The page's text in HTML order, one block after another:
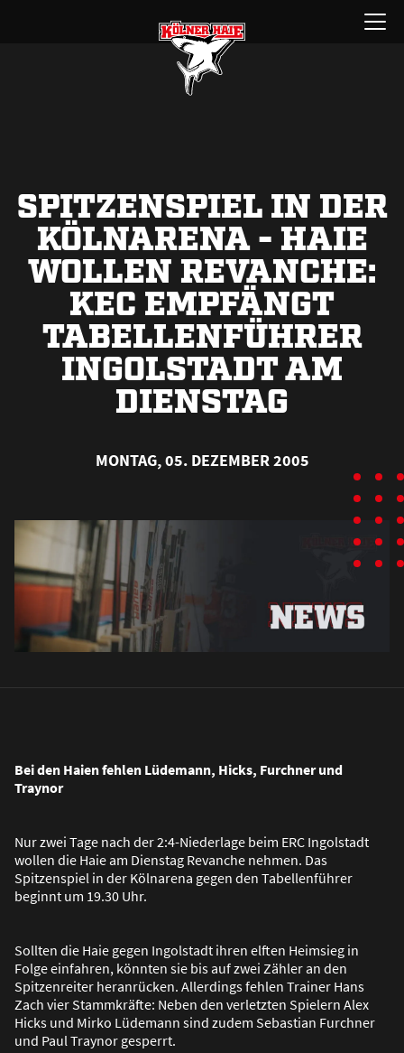
Menü
öffnen
SPITZENSPIEL IN DER
KÖLNARENA - HAIE
WOLLEN REVANCHE:
KEC EMPFÄNGT
TABELLENFÜHRER
INGOLSTADT AM
DIENSTAG
MONTAG, 05. DEZEMBER 2005
Bei den Haien fehlen Lüdemann, Hicks, Furchner und
Traynor
Nur zwei Tage nach der 2:4-Niederlage beim ERC Ingolstadt
wollen die Haie am Dienstag Revanche nehmen. Das
Spitzenspiel in der Kölnarena gegen den Tabellenführer
beginnt um 19.30 Uhr.
Sollten die Haie gegen Ingolstadt ihren elften Heimsieg in
Folge einfahren, könnten sie bis auf zwei Zähler an den
Spitzenreiter heranrücken. Allerdings fehlen Trainer Hans
Zach vier Stammkräfte: Neben den verletzten Spielern Alex
Hicks und Mirko Lüdemann sind zudem Sebastian Furchner
und Paul Traynor gesperrt.